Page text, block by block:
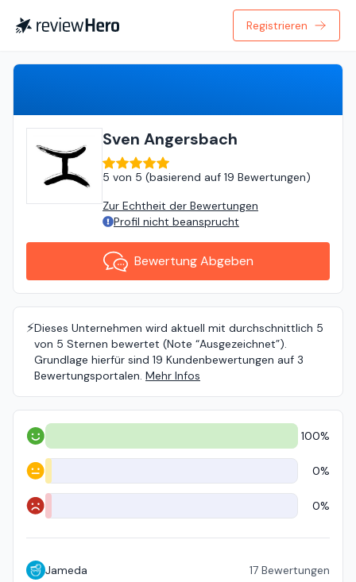
Registrieren
Sven Angersbach
5 von 5 (basierend auf 19 Bewertungen)
Zur Echtheit der Bewertungen
Profil nicht beansprucht
Bewertung Abgeben
⚡️Dieses Unternehmen wird aktuell mit durchschnittlich 5
von 5 Sternen bewertet (Note “Ausgezeichnet”).
Grundlage hierfür sind 19 Kundenbewertungen auf 3
Bewertungsportalen. Mehr Infos
Positiv 100%
Neutral 0%
Negativ 0%
Jameda 17 Bewertungen